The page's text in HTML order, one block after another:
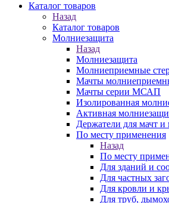
Каталог товаров
Назад
Каталог товаров
Молниезащита
Назад
Молниезащита
Молниеприемные
Мачты
Мачты серии МСАП
Изолированная
Активная
Держатели для мачт
По месту применения
Назад
По месту
Для зданий и
Для частных
Для кровли и
Для труб,